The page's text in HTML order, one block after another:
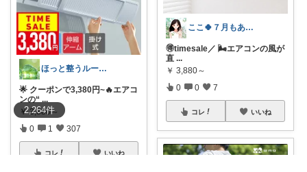
2,264件
ほっと整うルーム🌿
🌟 クーポンで3,380円~🔥エアコ
ンの“ ...
￥ 3,880～
0 1 307
コレ いいね
ここ🍀７月もありがとう🍀
🉐timesale／ 🌬️エアコンの風が
直 ...
￥ 3,880～
0 0 7
コレ いいね